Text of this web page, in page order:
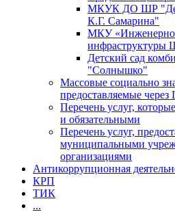
МКУК ДО ШР
К.Г. Самарина"
МКУ «Инженерно-
инфраструктуры
Детский сад
"Солнышко"
Массовые социально
предоставляемые через
Перечень услуг,
и обязательными
Перечень услуг,
муниципальными
организациями
Антикоррупционная
КРП
ТИК
...